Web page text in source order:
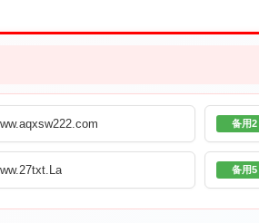
备用2
备用5